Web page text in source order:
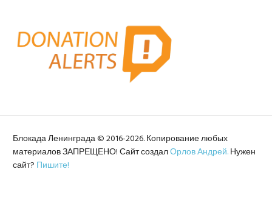
Блокада Ленинграда © 2016-2026. Копирование любых
материалов ЗАПРЕЩЕНО! Сайт создалОрлов Андрей.Нужен
сайт? Пишите!